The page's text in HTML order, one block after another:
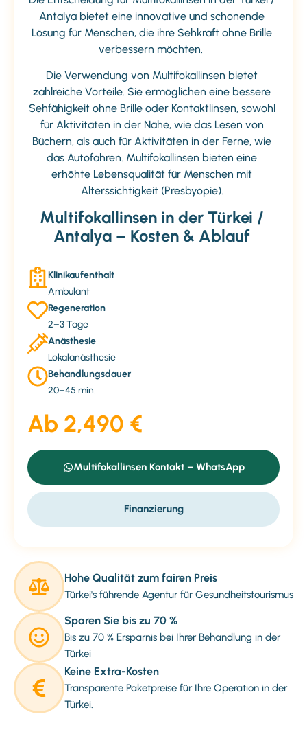
Antalya bietet eine innovative und schonende
Lösung für Menschen, die ihre Sehkraft ohne Brille
verbessern möchten.
Die Verwendung von Multifokallinsen bietet
zahlreiche Vorteile. Sie ermöglichen eine bessere
Sehfähigkeit ohne Brille oder Kontaktlinsen, sowohl
für Aktivitäten in der Nähe, wie das Lesen von
Büchern, als auch für Aktivitäten in der Ferne, wie
das Autofahren. Multifokallinsen bieten eine
erhöhte Lebensqualität für Menschen mit
Alterssichtigkeit (Presbyopie).
Multifokallinsen in der Türkei /
Antalya – Kosten & Ablauf
Klinikaufenthalt
Ambulant
Regeneration
2–3 Tage
Anästhesie
Lokalanästhesie
Behandlungsdauer
20–45 min.
Ab 2,490 €
Multifokallinsen Kontakt – WhatsApp
Finanzierung
Hohe Qualität zum fairen Preis
Türkei's führende Agentur für Gesundheitstourismus
Sparen Sie bis zu 70 %
Bis zu 70 % Ersparnis bei Ihrer Behandlung in der
Türkei
Keine Extra-Kosten
Transparente Paketpreise für Ihre Operation in der
Türkei.